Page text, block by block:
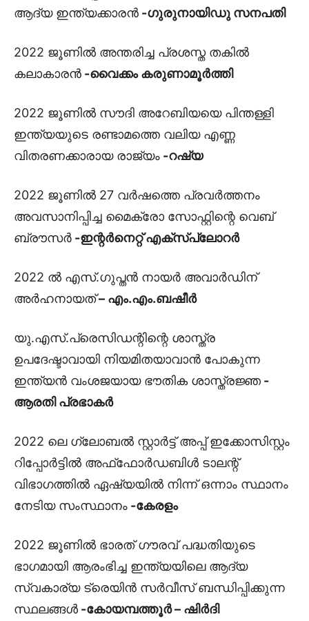
ആദ്യ ഇന്ത്യക്കാരൻ -ഗുരുനായിഡു സനപതി
2022 ജൂണിൽ അന്തരിച്ച പ്രശസ്ത തകിൽ
കലാകാരൻ -വൈക്കം കരുണാമൂർത്തി
2022 ജൂണിൽ സൗദി അറേബിയയെ പിന്തള്ളി
ഇന്ത്യയുടെ രണ്ടാമത്തെ വലിയ എണ്ണ
വിതരണക്കാരായ രാജ്യം -റഷ്യ
2022 ജൂണിൽ 27 വർഷത്തെ പ്രവർത്തനം
അവസാനിപ്പിച്ച മൈക്രോ സോഫ്റ്റിന്റെ വെബ്
ബ്രൗസർ -ഇന്റർനെറ്റ് എക്സ്പ്ലോറർ
2022 ൽ എസ്.ഗുപ്തൻ നായർ അവാർഡിന്
അർഹനായത്– എം.എം.ബഷീർ
യു.എസ്.പ്രെസിഡന്റിന്റെ ശാസ്ത്ര
ഉപദേഷ്ടാവായി നിയമിതയാവാൻ പോകുന്ന
ഇന്ത്യൻ വംശജയായ ഭൗതിക ശാസ്ത്രജ്ഞ -
ആരതി പ്രഭാകർ
2022 ലെ ഗ്ലോബൽ സ്റ്റാർട്ട് അപ്പ് ഇക്കോസിസ്റ്റം
റിപ്പോർട്ടിൽ അഫ്‌ഫോർഡബിൾ ടാലന്റ്
വിഭാഗത്തിൽ ഏഷ്യയിൽ നിന്ന് ഒന്നാം സ്ഥാനം
നേടിയ സംസ്ഥാനം -കേരളം
2022 ജൂണിൽ ഭാരത് ഗൗരവ് പദ്ധതിയുടെ
ഭാഗമായി ആരംഭിച്ച ഇന്ത്യയിലെ ആദ്യ
സ്വകാര്യ ട്രെയിൻ സർവീസ് ബന്ധിപ്പിക്കുന്ന
സ്ഥലങ്ങൾ -കോയമ്പത്തൂർ – ഷിർദി